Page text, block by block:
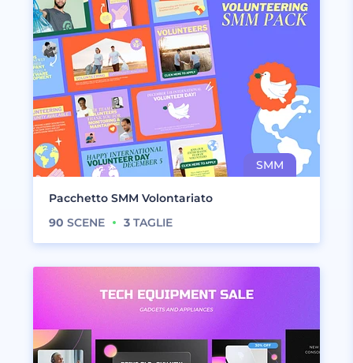
Pacchetto SMM Volontariato
90 SCENE 3 TAGLIE